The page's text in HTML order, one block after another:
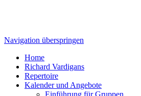
Navigation überspringen
Home
Richard Vardigans
Repertoire
Kalender und Angebote
Einführung für Gruppen